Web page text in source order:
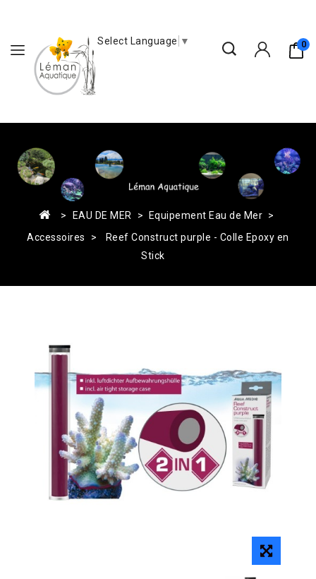
0
Select Language ▼
EAU DE MER
Equipement Eau de Mer
Accessoires
Reef Construct purple - Colle Epoxy en
Stick